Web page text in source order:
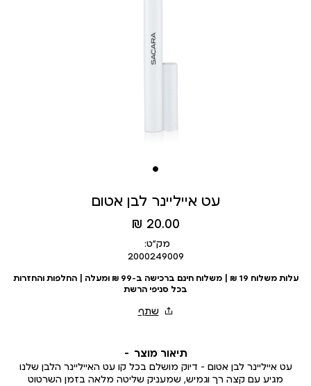
עט אייליינר לבן אטום
מחיר
מוצר
20.00 ₪
מק״ט:
2000249009
עלות משלוח 19 ₪ | משלוח חינם ברכישה ב-99 ₪ ומעלה | החלפות והחזרות
בכל סניפי הרשת
תיאור מוצר
עט אייליינר לבן אטום – דיוק מושלם בכל קו עט האייליינר הלבן שלנו
מגיע עם קצה רך וגמיש, שמעניק שליטה מלאה בזמן השרטוט